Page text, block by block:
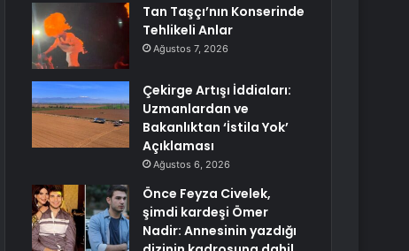
Tan Taşçı’nın Konserinde
Tehlikeli Anlar
Ağustos 7, 2026
Çekirge Artışı İddiaları:
Uzmanlardan ve
Bakanlıktan ‘İstila Yok’
Açıklaması
Ağustos 6, 2026
Önce Feyza Civelek,
şimdi kardeşi Ömer
Nadir: Annesinin yazdığı